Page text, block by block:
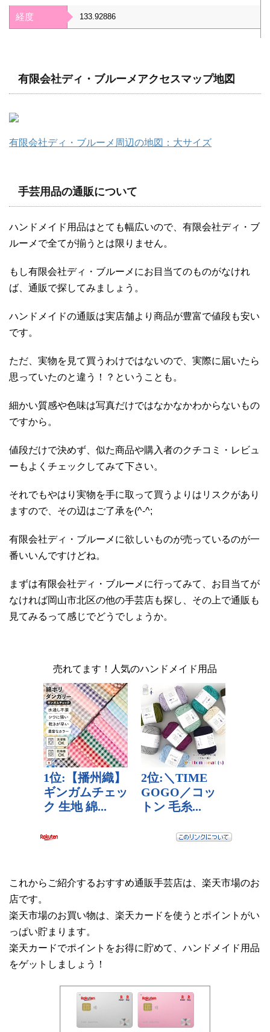
経度 133.92886
有限会社ディ・ブルーメアクセスマップ地図
有限会社ディ・ブルーメ周辺の地図：大サイズ
手芸用品の通販について
ハンドメイド用品はとても幅広いので、有限会社ディ・ブ
ルーメで全てが揃うとは限りません。
もし有限会社ディ・ブルーメにお目当てのものがなけれ
ば、通販で探してみましょう。
ハンドメイドの通販は実店舗より商品が豊富で値段も安い
です。
ただ、実物を見て買うわけではないので、実際に届いたら
思っていたのと違う！？ということも。
細かい質感や色味は写真だけではなかなかわからないもの
ですから。
値段だけで決めず、似た商品や購入者のクチコミ・レビュ
ーもよくチェックしてみて下さい。
それでもやはり実物を手に取って買うよりはリスクがあり
ますので、その辺はご了承を(^-^;
有限会社ディ・ブルーメに欲しいものが売っているのが一
番いいんですけどね。
まずは有限会社ディ・ブルーメに行ってみて、お目当てが
なければ岡山市北区の他の手芸店も探し、その上で通販も
見てみるって感じでどうでしょうか。
売れてます！人気のハンドメイド用品
これからご紹介するおすすめ通販手芸店は、楽天市場のお
店です。
楽天市場のお買い物は、楽天カードを使うとポイントがい
っぱい貯まります。
楽天カードでポイントをお得に貯めて、ハンドメイド用品
をゲットしましょう！